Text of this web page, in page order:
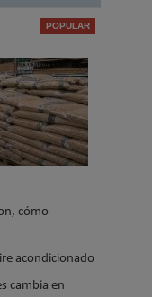
cómo
acondicionado
cambia en